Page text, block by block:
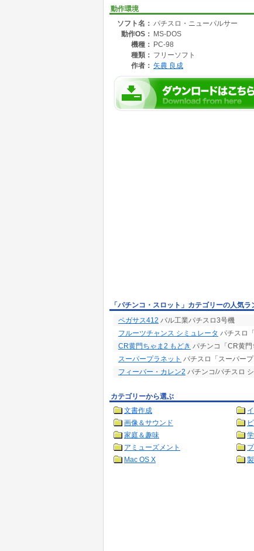
動作環境
ソフト名： パチスロ・ニューパルサー
動作OS： MS-DOS
機種： PC-98
種類： フリーソフト
作者： 矢農 良成
「パチンコ・スロット」カテゴリーの人気ラ
ペガサス412 パル工業パチスロ3号機
フルーツチャンス シミュレータ パチスロ
CR黄門ちゃま2 もどき パチンコ「CR黄
スーパープラネット パチスロ「スーパー
フィーバー・カレン2 パチンコ/パチスロ
カテゴリーから選ぶ
文書作成
画像＆サウンド
家庭＆趣味
アミューズメント
Mac OS X